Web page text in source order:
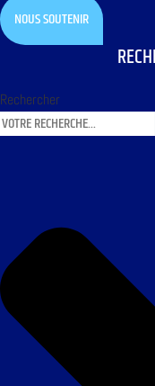
NOUS SOUTENIR
Rechercher